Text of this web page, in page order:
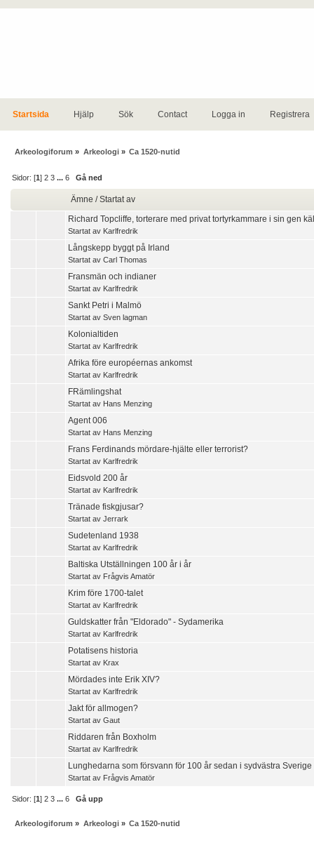
Startsida Hjälp Sök Contact Logga in Registrera
Arkeologiforum » Arkeologi» Ca 1520-nutid
Sidor: [1]2 3 ...6 Gå ned
Ämne /Startat av
Richard Topcliffe, torterare med privat tortyrkammare i sin gen
Startat av Karlfredrik
Långskepp byggt på Irland
Startat av Carl Thomas
Fransmän och indianer
Startat av Karlfredrik
Sankt Petri i Malmö
Startat av Sven lagman
Kolonialtiden
Startat av Karlfredrik
Afrika före européernas ankomst
Startat av Karlfredrik
FRämlingshat
Startat av Hans Menzing
Agent 006
Startat av Hans Menzing
Frans Ferdinands mördare-hjälte eller terrorist?
Startat av Karlfredrik
Eidsvold 200 år
Startat av Karlfredrik
Tränade fiskgjusar?
Startat av Jerrark
Sudetenland 1938
Startat av Karlfredrik
Baltiska Utställningen 100 år i år
Startat av Frågvis Amatör
Krim före 1700-talet
Startat av Karlfredrik
Guldskatter från "Eldorado" - Sydamerika
Startat av Karlfredrik
Potatisens historia
Startat av Krax
Mördades inte Erik XIV?
Startat av Karlfredrik
Jakt för allmogen?
Startat av Gaut
Riddaren från Boxholm
Startat av Karlfredrik
Lunghedarna som försvann för 100 år sedan i sydvästra Sverige
Startat av Frågvis Amatör
Sidor: [1]2 3 ...6 Gå upp
Arkeologiforum » Arkeologi» Ca 1520-nutid